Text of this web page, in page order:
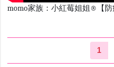
momo家族：小紅莓姐姐®【防
1